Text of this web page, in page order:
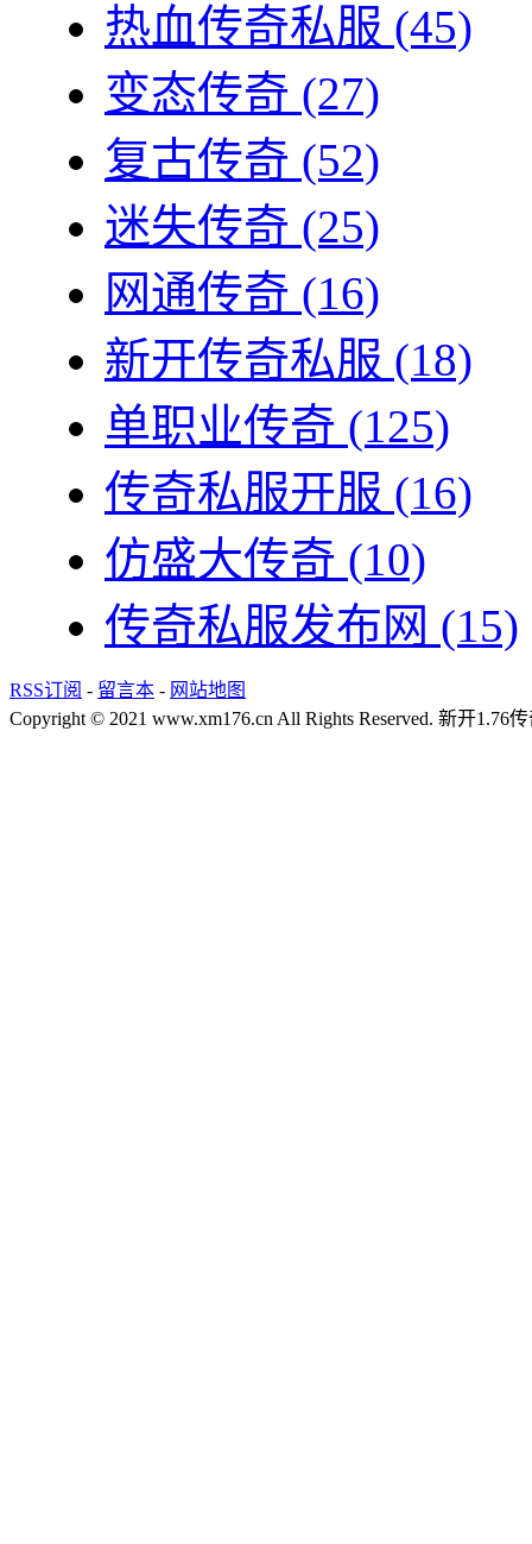
热血传奇私服 (45)
变态传奇 (27)
复古传奇 (52)
迷失传奇 (25)
网通传奇 (16)
新开传奇私服 (18)
单职业传奇 (125)
传奇私服开服 (16)
仿盛大传奇 (10)
传奇私服发布网 (15)
RSS订阅 - 留言本 - 网站地图
Copyright © 2021 www.xm176.cn All Rights Reserved. 新开1.76